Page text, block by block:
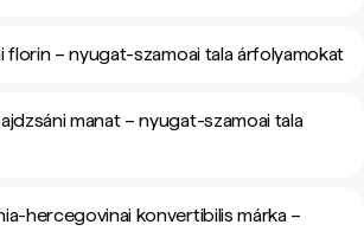
florin – nyugat-szamoai tala árfolyamokat
manat – nyugat-szamoai tala
hercegovinai konvertibilis márka –